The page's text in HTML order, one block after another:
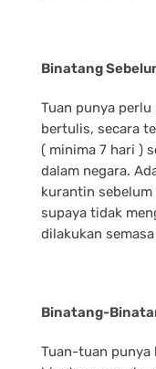
Binatang
Tuan punya
bertulis, secara
( minima 7 hari )
dalam negara.
kurantin
supaya tidak
dilakukan
Binatang-
Tuan-tuan